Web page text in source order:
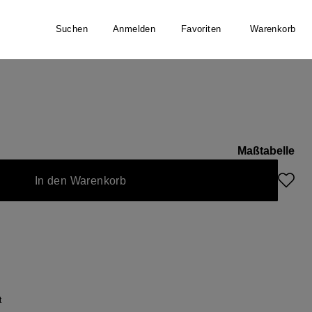
Suchen Anmelden Favoriten Warenkorb
Maßtabelle
In den Warenkorb